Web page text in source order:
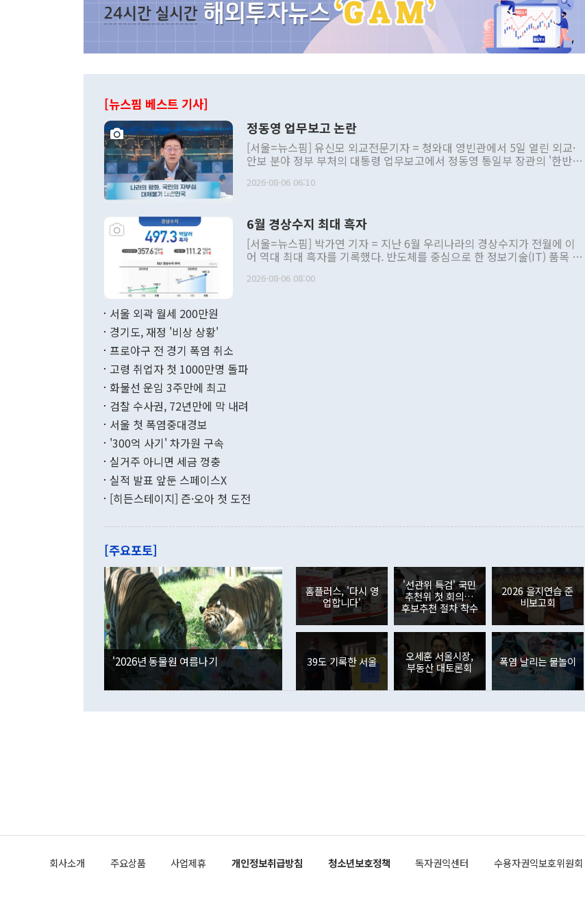
[뉴스핌 베스트 기사]
정동영 업무보고 논란
[서울=뉴스핌] 유신모 외교전문기자 = 청와대 영빈관에서 5일 열린 외교·
안보 분야 정부 부처의 대통령 업무보고에서 정동영 통일부 장관의 '한반도
발언 중에는 정부 내 조율을 거치지 않은 사안을 정책으로 추진하겠다고 공
주의적 희망에 근거한 비현실적 구상'이라는 비판을 내놨다. 그동안 정 장
관의 대북 정책 관련 발언이 물의를 빚은 적은 여러 번 있지만 대통령과 유
관 부처 장관이 공개적으로 부정적 입장을 표명한 것은 이례적이다. 정 장
관의 무리한 대북 접근법과 월권을 제어해야 한다는 목소리도 높아지고 있
다. [정동영 통일부 장관이 지난달 23일 오후 서울 종로구 정부서울청사에
무너졌다고도 했다. 또 "현 시점에서 흘러간 선(先)비핵화만 되뇌는 것은
함께 4자 대화의 동력을 확보하기 위해 최선을 다할 것"이라고 말했다. 하
"우리의 선의대로 하는 게 과연 한반도의 평화와 안정에 플러스냐, 결론적
관은 업무보고 사후 브리핑에서 정 장관이 언급한 '4자 회담'에 대해 "이상
이 9월 러시아 블라디보스토크에서 열리는 '동방경제포럼(EEF)'을 언급하
며 "정부 차원에서 (참석을) 검토하고 있다"고 발언한 데 대해서도 조 장관
은 "그것은 외교부의 몫"이라며 "아직 거기까지 진도가 나가지 않았다"고
잘랐다. 정 장관이 이날 소개한 대북 구상과 설명은 정부 내 조율을 거치지
않았다는 점에서 문제가 있다. 특히 주적 표현 대체와 국호 사용, 9·19 군
사합의 복원, 4자회담 추진 등은 통일부 장관이 결정할 사안이 아니어서 월
권이라는 지적이 나오고 있다. 이 대통령은 정 장관의 업무보고를 듣고 난
뒤 "여기 업무보고에 발표했다고 승인난 건 아니다"라고 재차 확인했다. 정
부의 한 소식통은 "정 장관의 발언 내용은 대부분 국가안전보장회의(NSC)
를 거쳐 결정된 사안이 아닌 정 장관의 개인적 생각에 가깝다"며 "안보 관
련 부처 장관이 정부의 공식 정책이 아닌 사안을 추진하겠다고 업무보고를
하고 대통령의 면전에서 '국군통수권자가 나서야 한다'고 주장한 것은 심각
이나 미국은 북한에 선비핵화를 공식적으로 요구한 적이 없기 때문이다. 지
공하는 방식으로 이뤄졌다. 1994년 북·미 제네바 기본합의는 핵시설 동결
2026-08-06 06:10
6월 경상수지 최대 흑자
[서울=뉴스핌] 박가연 기자 = 지난 6월 우리나라의 경상수지가 전월에 이
어 역대 최대 흑자를 기록했다. 반도체를 중심으로 한 정보기술(IT) 품목 수
료=한국은행] 한국은행이 6일 발표한 '2026년 6월 국제수지(잠정)'에 따르
며 월간 기준 처음으로 1000억달러를 넘어섰다. 상품수입은 644억8000만
196.9% 급증했고 컴퓨터·주변기기(SSD)는 282.7% 증가했다. IT 품목
수출은 160.4% 늘었으며 비IT 품목도 ▲석유제품(47.5%) ▲화공품
기록했지만 지식재산권사용료수지는 전월 흑자에서 4억4000만달러 적자
로 전환됐다. 본원소득수지는 배당소득을 중심으로 32억7000만달러 흑자
는 배당수입이 늘어난 데다 전월 분기배당에 따른 기저효과로 배당지급이
였던 올해 3월(369억9000만달러)을 넘어선 것이다. 직접투자에서는 내국
인의 해외투자가 80억1000만달러, 외국인의 국내투자가 46억3000만달러
각각 증가했다. 증권투자에서는 외국인의 국내 주식 매도세가 이어졌다. 외
국인의 국내 주식 투자는 차익실현 매도 등의 영향으로 316억1000만달러
감소하며 전월(-310억5000만달러)에 이어 역대 최대 순매도 기록을 다시
경신했다. 외국인의 국내 채권투자는 세계국채지수(WGBI) 자금 유입에도
분기 말 만기도래 영향으로 증가 폭이 줄어든 52억9000만달러를 기록했
다. 내국인의 해외 증권투자는 주식을 중심으로 35억6000만달러 증가했
다. eoyn2@newspim.com
2026-08-06 08:00
서울 외곽 월세 200만원
경기도, 재정 '비상 상황'
프로야구 전 경기 폭염 취소
고령 취업자 첫 1000만명 돌파
화물선 운임 3주만에 최고
검찰 수사권, 72년만에 막 내려
서울 첫 폭염중대경보
'300억 사기' 차가원 구속
실거주 아니면 세금 껑충
실적 발표 앞둔 스페이스X
[히든스테이지] 즌·오아 첫 도전
[주요포토]
'2026년 동물원 여름나기
홈플러스, '다시 영
업합니다'
'선관위 특검' 국민
추천위 첫 회의…
후보추천 절차 착수
2026 을지연습 준
비보고회
39도 기록한 서울
오세훈 서울시장,
부동산 대토론회
폭염 날리는 물놀이
회사소개 주요상품 사업제휴 개인정보취급방침 청소년보호정책 독자권익센터 수용자권익보호위원회